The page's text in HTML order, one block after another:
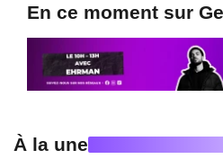
En ce moment sur
À la une